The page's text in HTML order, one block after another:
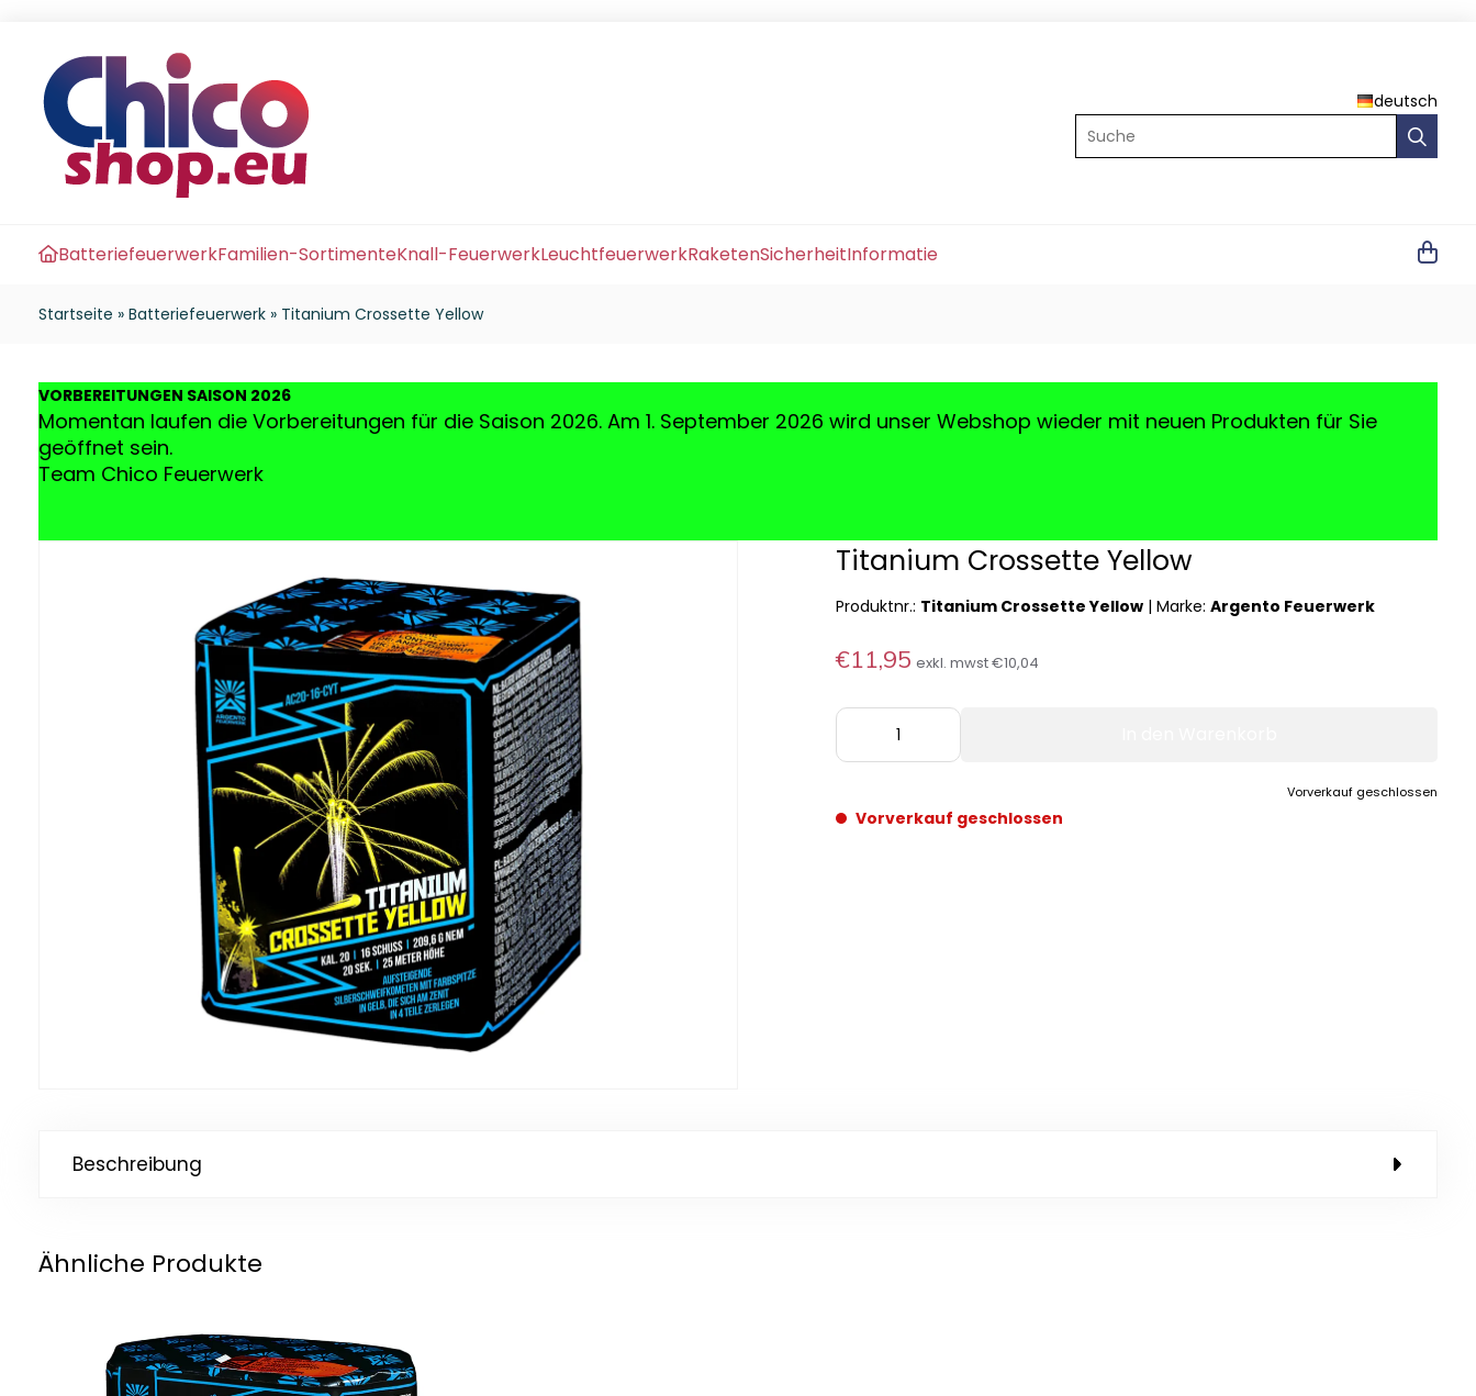
deutsch
Suche
BatteriefeuerwerkFamilien-SortimenteKnall-FeuerwerkLeuchtfeuerwerkRaketenSicherheitInformatie
Startseite » Batteriefeuerwerk » Titanium Crossette Yellow
VORBEREITUNGEN SAISON 2026
Momentan laufen die Vorbereitungen für die Saison 2026. Am 1. September 2026 wird unser Webshop wieder mit neuen Produkten für Sie
geöffnet sein.
Team Chico Feuerwerk
Titanium Crossette Yellow
Produktnr.: Titanium Crossette Yellow |Marke:Argento Feuerwerk
€11,95 exkl. mwst€10,04
Vorverkauf geschlossen
Vorverkauf geschlossen
Beschreibung
Ähnliche Produkte